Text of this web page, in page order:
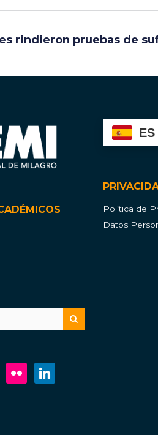
rindieron pruebas de
instagramflickr
ES
Política de
Datos